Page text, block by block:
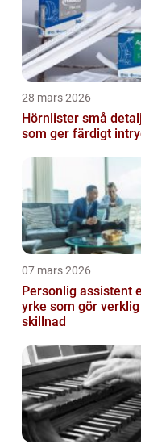
28 mars 2026
Hörnlister små detaljer
som ger färdigt
07 mars 2026
Personlig assistent ett
yrke som gör verklig
skillnad